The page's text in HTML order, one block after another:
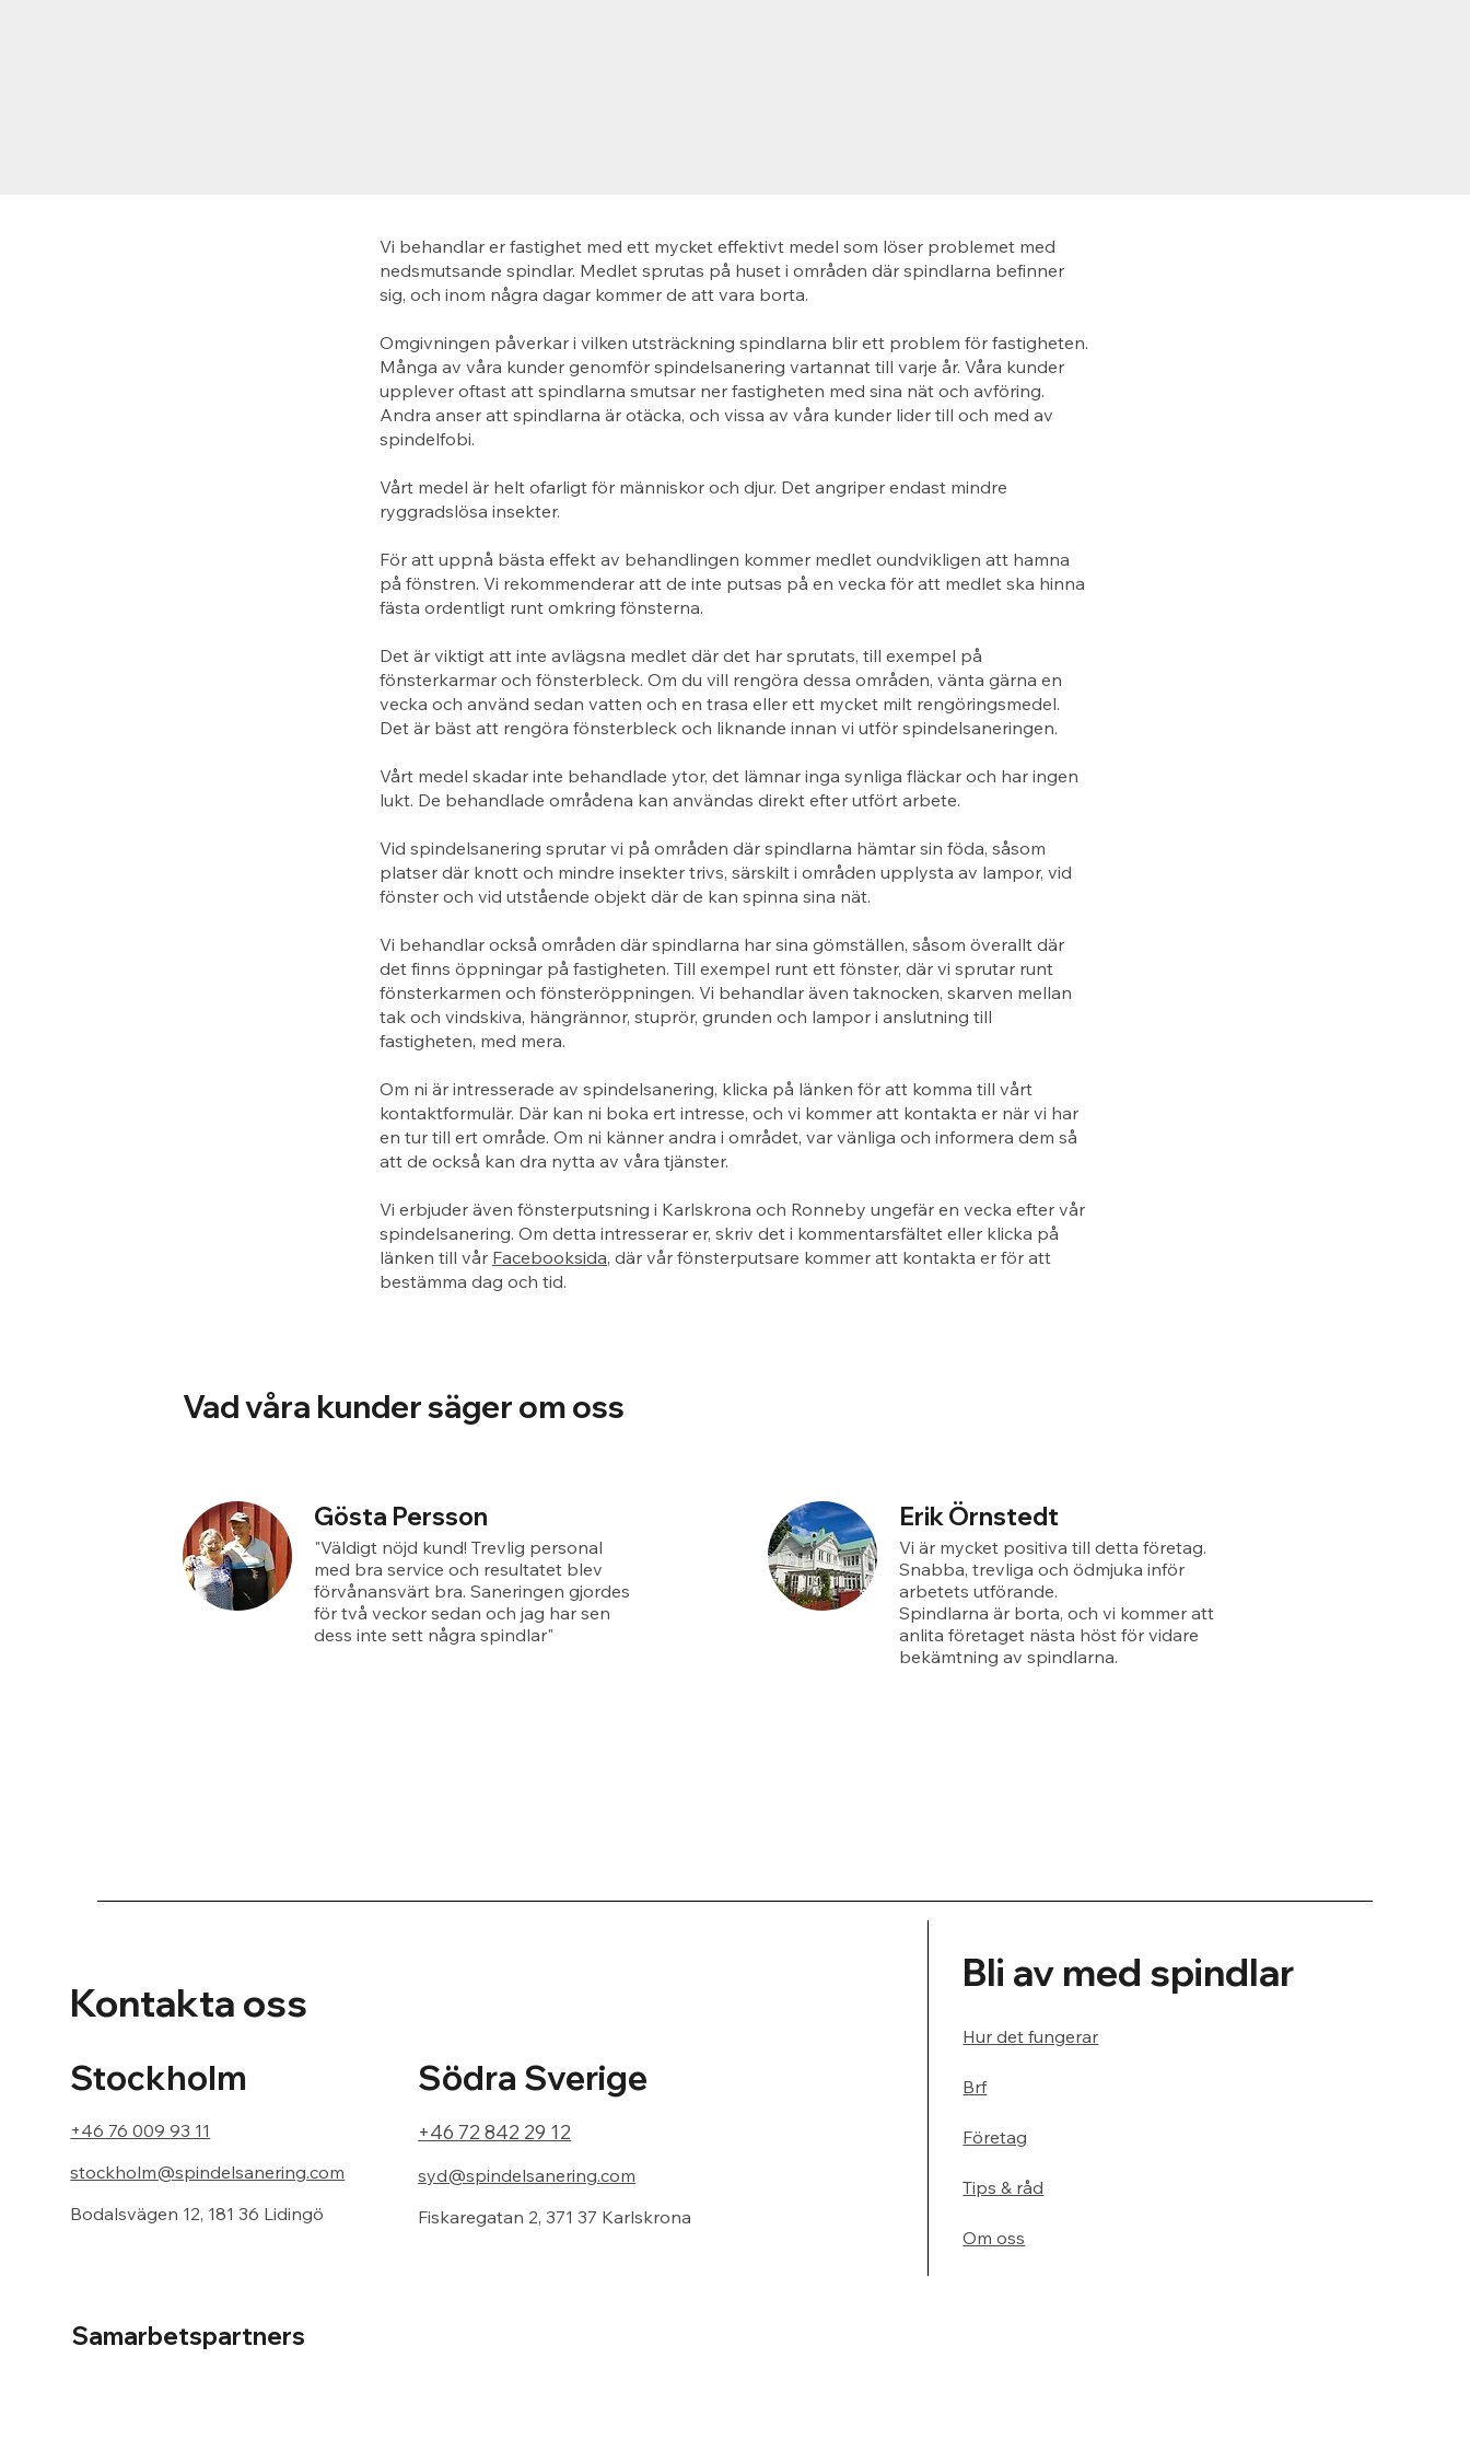
Vi behandlar er fastighet med ett mycket effektivt medel som löser problemet med
nedsmutsande spindlar. Medlet sprutas på huset i områden där spindlarna befinner
sig, och inom några dagar kommer de att vara borta.
Omgivningen påverkar i vilken utsträckning spindlarna blir ett problem för fastigheten.
Många av våra kunder genomför spindelsanering vartannat till varje år. Våra kunder
upplever oftast att spindlarna smutsar ner fastigheten med sina nät och avföring.
Andra anser att spindlarna är otäcka, och vissa av våra kunder lider till och med av
spindelfobi.
Vårt medel är helt ofarligt för människor och djur. Det angriper endast mindre
ryggradslösa insekter.
För att uppnå bästa effekt av behandlingen kommer medlet oundvikligen att hamna
på fönstren. Vi rekommenderar att de inte putsas på en vecka för att medlet ska hinna
fästa ordentligt runt omkring fönsterna.
Det är viktigt att inte avlägsna medlet där det har sprutats, till exempel på
fönsterkarmar och fönsterbleck. Om du vill rengöra dessa områden, vänta gärna en
vecka och använd sedan vatten och en trasa eller ett mycket milt rengöringsmedel.
Det är bäst att rengöra fönsterbleck och liknande innan vi utför spindelsaneringen.
Vårt medel skadar inte behandlade ytor, det lämnar inga synliga fläckar och har ingen
lukt. De behandlade områdena kan användas direkt efter utfört arbete.
Vid spindelsanering sprutar vi på områden där spindlarna hämtar sin föda, såsom
platser där knott och mindre insekter trivs, särskilt i områden upplysta av lampor, vid
fönster och vid utstående objekt där de kan spinna sina nät.
Vi behandlar också områden där spindlarna har sina gömställen, såsom överallt där
det finns öppningar på fastigheten. Till exempel runt ett fönster, där vi sprutar runt
fönsterkarmen och fönsteröppningen. Vi behandlar även taknocken, skarven mellan
tak och vindskiva, hängrännor, stuprör, grunden och lampor i anslutning till
fastigheten, med mera.
Om ni är intresserade av spindelsanering, klicka på länken för att komma till vårt
kontaktformulär. Där kan ni boka ert intresse, och vi kommer att kontakta er när vi har
en tur till ert område. Om ni känner andra i området, var vänliga och informera dem så
att de också kan dra nytta av våra tjänster.
Vi erbjuder även fönsterputsning i Karlskrona och Ronneby ungefär en vecka efter vår
spindelsanering. Om detta intresserar er, skriv det i kommentarsfältet eller klicka på
länken till vår Facebooksida, där vår fönsterputsare kommer att kontakta er för att
bestämma dag och tid.
Vad våra kunder säger om oss
Gösta Persson
"Väldigt nöjd kund! Trevlig personal
med bra service och resultatet blev
förvånansvärt bra. Saneringen gjordes
för två veckor sedan och jag har sen
dess inte sett några spindlar"
Erik Örnstedt
Vi är mycket positiva till detta företag.
Snabba, trevliga och ödmjuka inför
arbetets utförande.
Spindlarna är borta, och vi kommer att
anlita företaget nästa höst för vidare
bekämtning av spindlarna.
Kontakta oss
Bli av med spindlar
Hur det fungerar
Brf
Företag
Tips & råd
Om oss
syd@spindelsanering.com
Södra Sverige
+46 72 842 29 12
Fiskaregatan 2, 371 37 Karlskrona
stockholm@spindelsanering.com
Stockholm
+46 76 009 93 11
Bodalsvägen 12, 181 36 Lidingö
Samarbetspartners